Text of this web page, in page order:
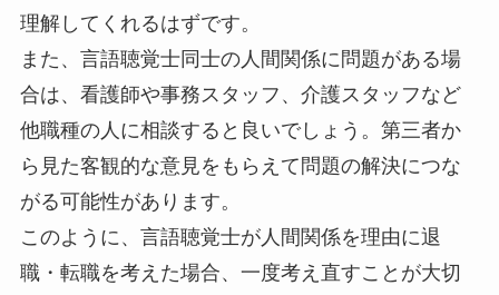
理解してくれるはずです。
また、言語聴覚士同士の人間関係に問題がある場
合は、看護師や事務スタッフ、介護スタッフなど
他職種の人に相談すると良いでしょう。第三者か
ら見た客観的な意見をもらえて問題の解決につな
がる可能性があります。
このように、言語聴覚士が人間関係を理由に退
職・転職を考えた場合、一度考え直すことが大切